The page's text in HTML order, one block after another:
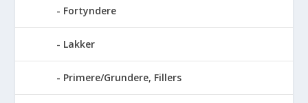
Fortyndere
Lakker
Primere/Grundere, Fillers